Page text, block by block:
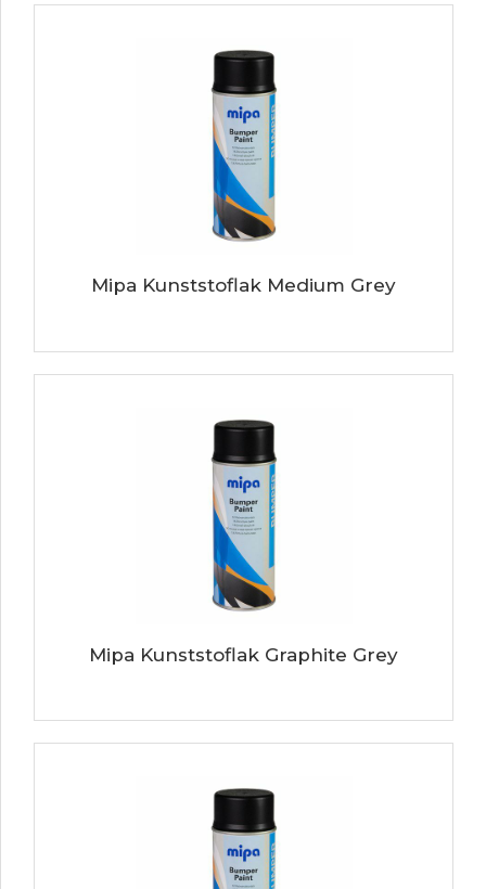
Mipa Kunststoflak Medium Grey
Mipa Kunststoflak Graphite Grey